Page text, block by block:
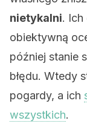
nietykalni. Ich
obiektywną
później stanie
błędu. Wtedy
pogardy, a ich
wszystkich.